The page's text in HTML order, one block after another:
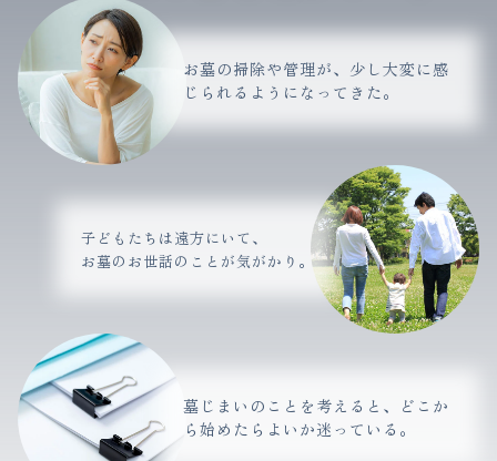
お墓の掃除や管理が、少し大変に感
じられるようになってきた。
子どもたちは遠方にいて、
お墓のお世話のことが気がかり。
墓じまいのことを考えると、どこか
ら始めたらよいか迷っている。